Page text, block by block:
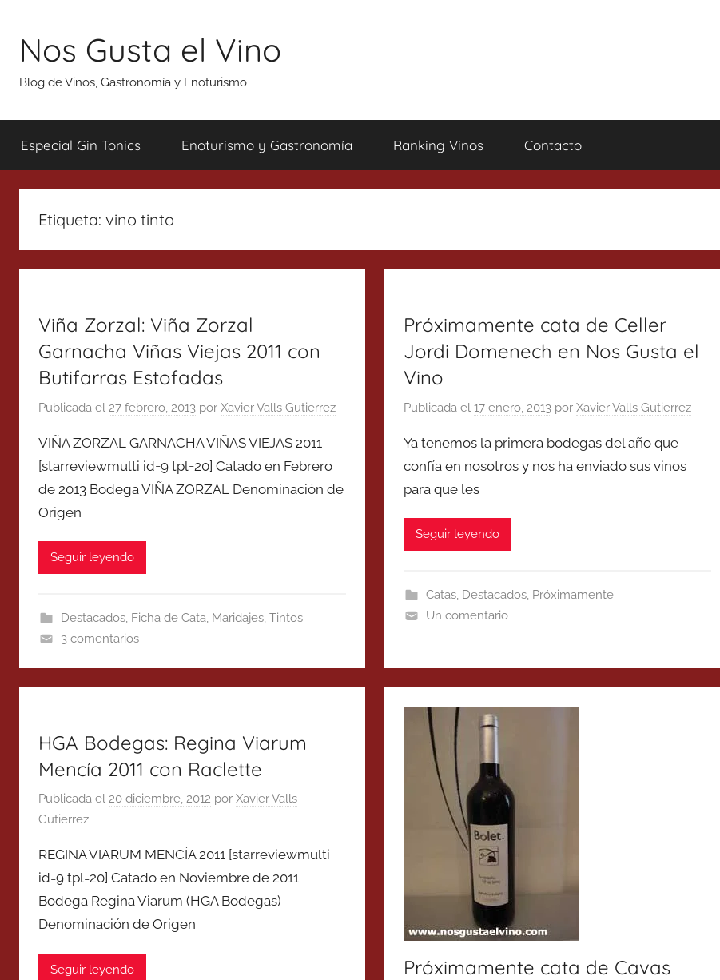
contenido
Nos Gusta el Vino
Blog de Vinos, Gastronomía y Enoturismo
Especial Gin Tonics Enoturismo y Gastronomía Ranking Vinos Contacto
Etiqueta: vino tinto
Viña Zorzal: Viña Zorzal
Garnacha Viñas Viejas 2011 con
Butifarras Estofadas
Publicada el 27 febrero, 2013 por Xavier Valls Gutierrez
VIÑA ZORZAL GARNACHA VIÑAS VIEJAS 2011
[starreviewmulti id=9 tpl=20] Catado en Febrero
de 2013 Bodega VIÑA ZORZAL Denominación de
Origen
Seguir leyendo
Destacados, Ficha de Cata, Maridajes, Tintos
3 comentarios
Próximamente cata de Celler
Jordi Domenech en Nos Gusta el
Vino
Publicada el17 enero, 2013 porXavier Valls Gutierrez
Ya tenemos la primera bodegas del año que
confía en nosotros y nos ha enviado sus vinos
para que les
Seguir leyendo
Catas, Destacados, Próximamente
Un comentario
HGA Bodegas: Regina Viarum
Mencía 2011 con Raclette
Publicada el 20 diciembre, 2012 por Xavier Valls
Gutierrez
REGINA VIARUM MENCÍA 2011 [starreviewmulti
id=9 tpl=20] Catado en Noviembre de 2011
Bodega Regina Viarum (HGA Bodegas)
Denominación de Origen
Seguir leyendo
Próximamente cata de Cavas